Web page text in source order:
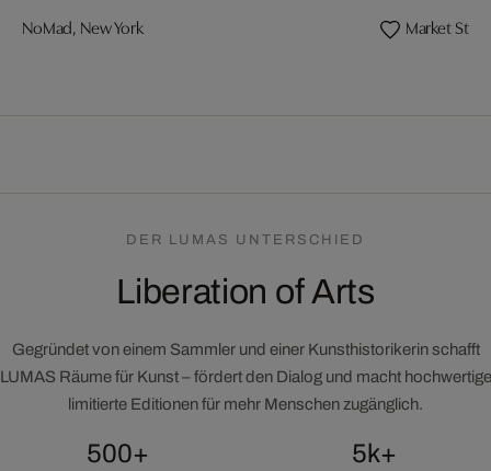
NoMad, New York Market
DER LUMAS UNTERSCHIED
Liberation of Arts
Gegründet von einem Sammler und einer Kunsthistorikerin schafft
LUMAS Räume für Kunst – fördert den Dialog und macht hochwertige
limitierte Editionen für mehr Menschen zugänglich.
500+ 5k+